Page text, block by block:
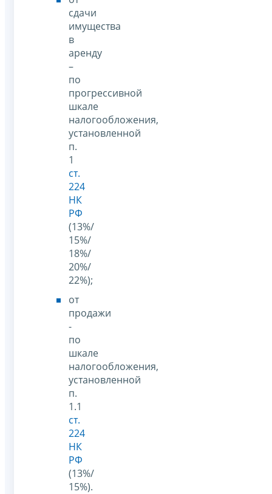
сдачи
имущества
в
аренду
–
по
прогрессивной
шкале
налогообложения,
установленной
п.
1
ст.
224
НК
РФ
(13%/
15%/
18%/
20%/
22%);
от
продажи
-
по
шкале
налогообложения,
установленной
п.
1.1
ст.
224
НК
РФ
(13%/
15%).